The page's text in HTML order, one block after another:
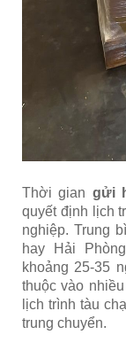
Thời gian gửi
quyết định lịch
nghiệp. Trung
hay Hải
khoảng 25-35
thuộc vào
lịch trình tàu
trung chuyển.